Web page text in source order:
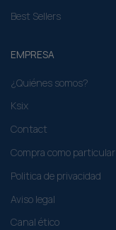
Best Sellers
EMPRESA
¿Quiénes somos?
Ksix
Contact
Compra como particular​
Politica de privacidad
Aviso legal
Canal ético